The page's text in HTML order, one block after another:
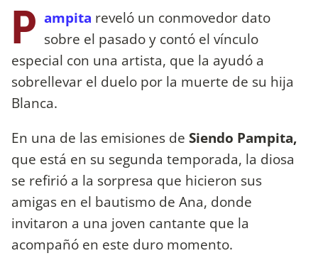
P ampita reveló un conmovedor dato
sobre el pasado y contó el vínculo
especial con una artista, que la ayudó a
sobrellevar el duelo por la muerte de su hija
Blanca.
En una de las emisiones de Siendo Pampita,
que está en su segunda temporada, la diosa
se refirió a la sorpresa que hicieron sus
amigas en el bautismo de Ana, donde
invitaron a una joven cantante que la
acompañó en este duro momento.